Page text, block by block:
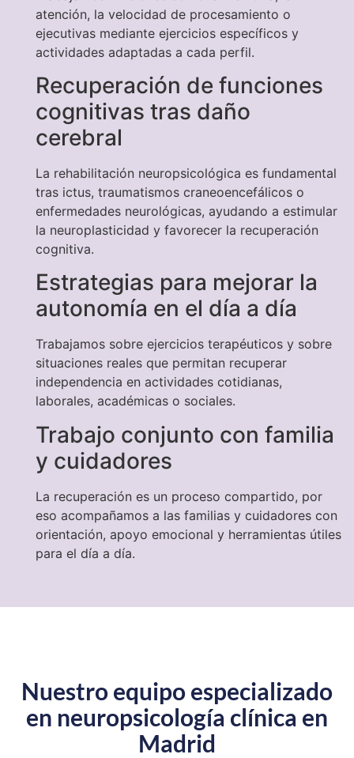
atención, la velocidad de procesamiento o
ejecutivas mediante ejercicios específicos y
actividades adaptadas a cada perfil.
Recuperación de funciones
cognitivas tras daño
cerebral
La rehabilitación neuropsicológica es fundamental
tras ictus, traumatismos craneoencefálicos o
enfermedades neurológicas, ayudando a estimular
la neuroplasticidad y favorecer la recuperación
cognitiva.
Estrategias para mejorar la
autonomía en el día a día
Trabajamos sobre ejercicios terapéuticos y sobre
situaciones reales que permitan recuperar
independencia en actividades cotidianas,
laborales, académicas o sociales.
Trabajo conjunto con familia
y cuidadores
La recuperación es un proceso compartido, por
eso acompañamos a las familias y cuidadores con
orientación, apoyo emocional y herramientas útiles
para el día a día.
Nuestro equipo especializado
en neuropsicología clínica en
Madrid